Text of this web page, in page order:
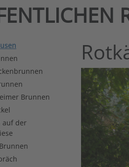
Brunnen
auf der